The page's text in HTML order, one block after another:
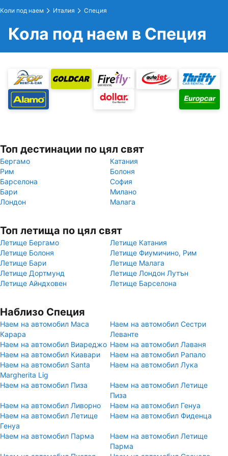
Коли под наем Италия Специя
Кола под наем в Специя
Топ дестинации по цял свят
Бергамо
Катания
Рим
Болоня
Барселона
София
Бари
Милано
Лондон
Малага
Топ летища по цял свят
Летище Бергамо
Летище Катания
Летище Болоня
Летище Фиумичино, Рим
Летище Бари
Летище Малага
Летище Дортмунд
Летище Лондон Лутън
Летище Айндховен
Летище Барселона
Наблизо Специя
Наем на автомобил Маса
Карара
Наем на автомобил Сестри
Леванте
Наем на автомобил Виареджо Наем на автомобил Лаваня
Наем на автомобил Киавари
Наем на автомобил Рапало
Наем на автомобил Santa
Margherita Lig
Наем на автомобил Лука
Наем на автомобил Пиза
Наем на автомобил Летище
Пиза
Наем на автомобил Ливорно
Наем на автомобил Генуа
Наем на автомобил Летище
Генуа
Наем на автомобил Фиденца
Наем на автомобил Парма
Наем на автомобил Летище
Парма